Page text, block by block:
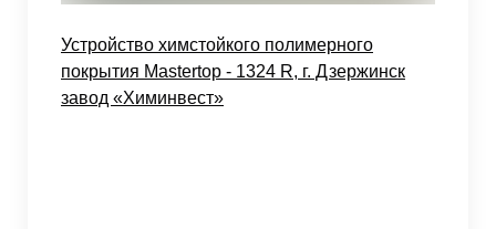
Устройство химстойкого полимерного
покрытия Mastertop - 1324 R, г. Дзержинск
завод «Химинвест»